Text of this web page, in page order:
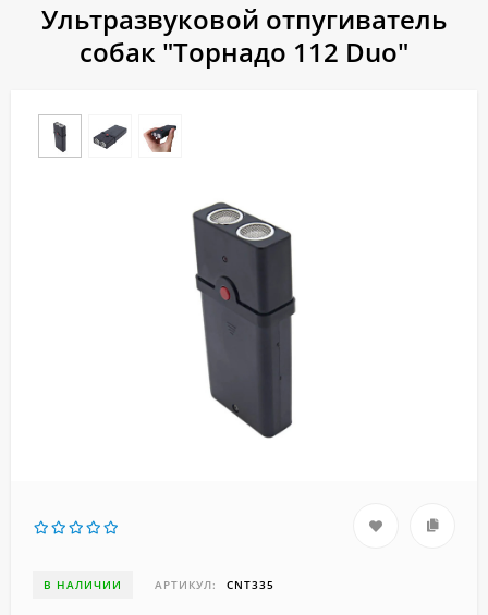
Ультразвуковой отпугиватель
собак "Торнадо 112 Duo"
В НАЛИЧИИ АРТИКУЛ: CNT335